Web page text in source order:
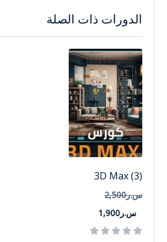
الدورات ذات الصلة
3D Max (3)
س.ر2,500
س.ر1,900